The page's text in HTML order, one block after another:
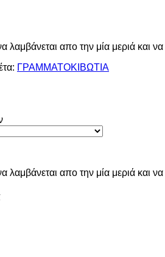
λαμβάνεται απο την μία μεριά και
ΓΡΑΜΜΑΤΟΚΙΒΩΤΙΑ
λαμβάνεται απο την μία μεριά και